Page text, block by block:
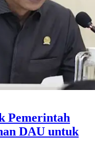
Pemerintah
DAU untuk